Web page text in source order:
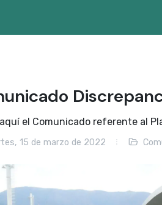
el Comunicado referente al
15 de marzo de 2022